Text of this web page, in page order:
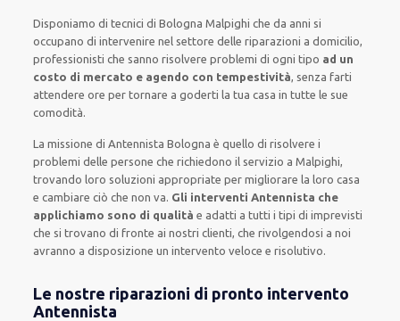
Disponiamo ditecnici di Bologna Malpighi che da anni si
occupano di intervenirenel settore delle riparazioni a domicilio,
professionistiche sanno risolvere problemi di ogni tipo ad un
costo di mercato e agendo con tempestività, senza farti
attendere ore per tornare a goderti la tua casa in tutte le sue
comodità.
La missione di Antennista Bologna è quello di risolvere i
problemi delle persone cherichiedono il servizio a Malpighi,
trovando loro soluzioni appropriate per migliorare la loro casa
e cambiare ciò che non va. Gli interventi Antennista che
applichiamo sono di qualità e adatti a tutti i tipi di imprevisti
che si trovano di fronte ai nostri clienti, che rivolgendosi a noi
avranno a disposizione un interventoveloce e risolutivo.
Le nostre riparazioni di pronto intervento
Antennista